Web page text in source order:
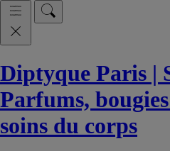
Diptyque Paris |
Parfums,
soins du corps